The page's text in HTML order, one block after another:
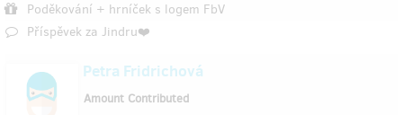
Poděkování + hrníček s logem FbV
Příspěvek za Jindru❤️
Petra Fridrichová
Amount Contributed